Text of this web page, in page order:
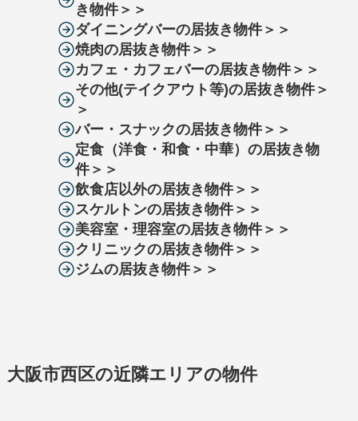
き物件＞＞
ダイニングバーの居抜き物件＞＞
焼肉の居抜き物件＞＞
カフェ・カフェバーの居抜き物件＞＞
その他(テイクアウト等)の居抜き物件＞
＞
バー・スナックの居抜き物件＞＞
定食（洋食・和食・中華）の居抜き物
件＞＞
飲食店以外の居抜き物件＞＞
スケルトンの居抜き物件＞＞
美容室・理容室の居抜き物件＞＞
クリニックの居抜き物件＞＞
ジムの居抜き物件＞＞
大阪市西区の近隣エリアの物件